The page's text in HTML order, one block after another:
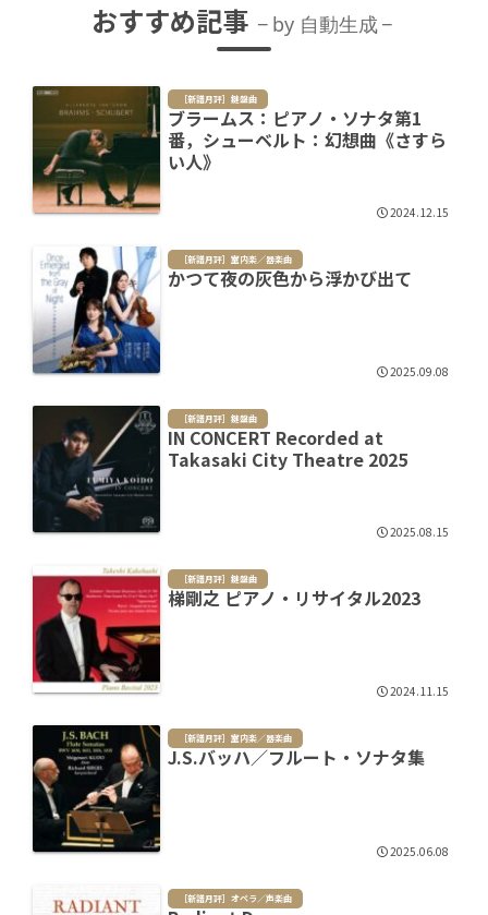
おすすめ記事 by 自動生成
［新譜月評］鍵盤曲
ブラームス：ピアノ・ソナタ第1
番，シューベルト：幻想曲《さすら
い人》
2024.12.15
［新譜月評］室内楽／器楽曲
かつて夜の灰色から浮かび出て
2025.09.08
［新譜月評］鍵盤曲
IN CONCERT Recorded at
Takasaki City Theatre 2025
2025.08.15
［新譜月評］鍵盤曲
梯剛之 ピアノ・リサイタル2023
2024.11.15
［新譜月評］室内楽／器楽曲
J.S.バッハ／フルート・ソナタ集
2025.06.08
［新譜月評］オペラ／声楽曲